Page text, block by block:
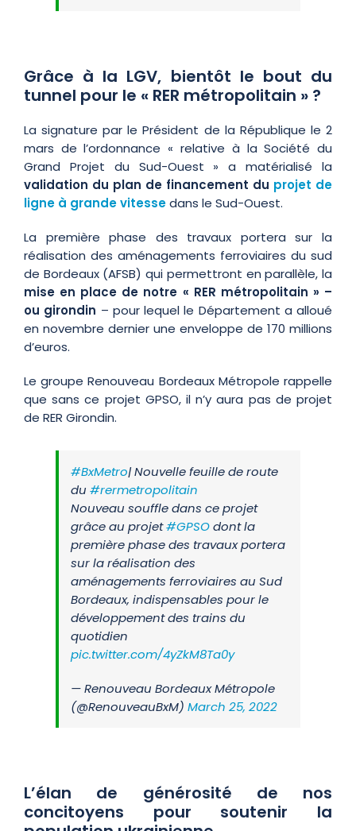
Grâce à la LGV, bientôt le bout du
tunnel pour le « RER métropolitain » ?
La signature par le Président de la République le 2
mars de l’ordonnance « relative à la Société du
Grand Projet du Sud-Ouest » a matérialisé la
validation du plan de financement du projet de
ligne à grande vitessedans le Sud-Ouest.
La première phase des travaux portera sur la
réalisation des aménagements ferroviaires du sud
de Bordeaux (AFSB) qui permettront en parallèle, la
mise en place de notre « RER métropolitain » –
ou girondin – pour lequel le Département a alloué
en novembre dernier une enveloppe de 170 millions
d’euros.
Le groupe Renouveau Bordeaux Métropole rappelle
que sans ce projet GPSO, il n’y aura pas de projet
de RER Girondin.
#BxMetro| Nouvelle feuille de route
du #rermetropolitain
Nouveau souffle dans ce projet
grâce au projet#GPSOdont la
première phase des travaux portera
sur la réalisation des
aménagements ferroviaires au Sud
Bordeaux, indispensables pour le
développement des trains du
quotidien
pic.twitter.com/4yZkM8Ta0y
— Renouveau Bordeaux Métropole
(@RenouveauBxM) March 25, 2022
L’élan de générosité de nos
concitoyens pour soutenir la